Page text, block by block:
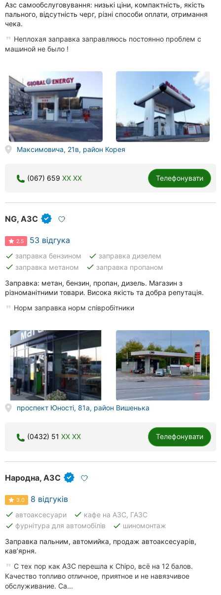
Азс самообслуговування: низькі ціни, компактність, якість
пального, відсутність черг, різні способи оплати, отримання
чека.
Неплохая заправка заправляюсь постоянно проблем с
машиной не было !
Максимовича, 21в, район Корея
(067) 659 XX XX Телефонувати
NG, АЗС
2.5 53 відгука
done заправка бензином done заправка дизелем
done заправка метаном done заправка пропаном
Заправка: метан, бензин, пропан, дизель. Магазин з
різноманітними товари. Висока якість та добра репутація.
Норм заправка норм співробітники
проспект Юності, 81а, район Вишенька
(0432) 51 XX XX Телефонувати
Народна, АЗС
3.0 8 відгуків
done автоаксесуари done кафе на АЗС, ГАЗС
done фурнітура для автомобілів done шиномонтаж
Заправка пальним, автомийка, продаж автоаксесуарів,
кав’ярня.
С тех пор как АЗС перешла к Chipo, всё на 12 балов.
Качество топливо отличное, приятное и не навязчивое
обслуживание. Са...